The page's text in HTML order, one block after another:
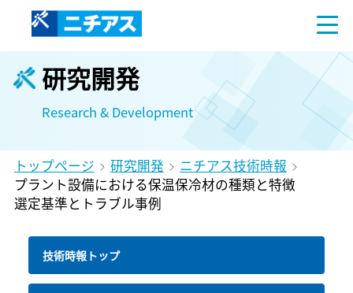
研究開発
Research & Development
トップページ 研究開発
ニチアス技術時報
プラント設備における保温保冷材の種類と特徴
選定基準とトラブル事例
技術時報トップ